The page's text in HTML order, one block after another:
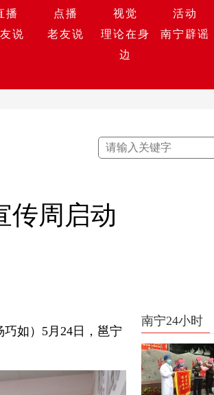
播 点播 视觉 活动
说 老友说
理论在身
边
南宁辟谣
传周启动
如）5月24日，邕宁
南宁24小时